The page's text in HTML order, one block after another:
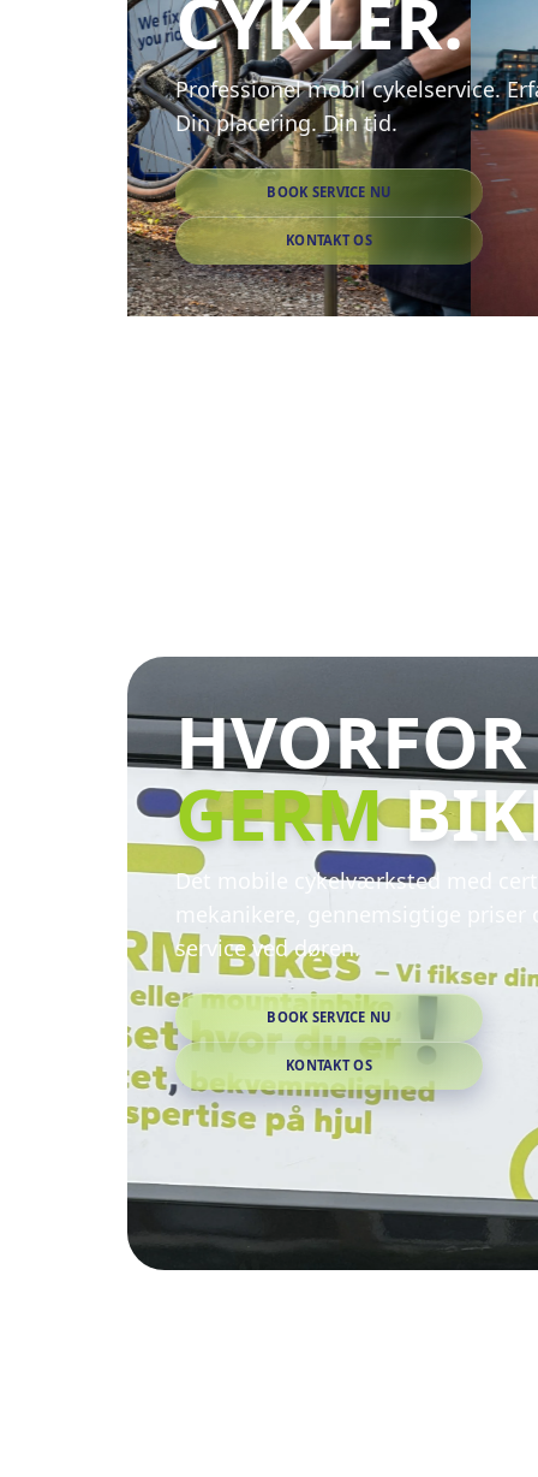
CYKLER.
Professionel mobil cykelservice.
Din placering. Din tid.
BOOK SERVICE NU
KONTAKT OS
HVORFOR
GERM
Det mobile cykelværksted med
mekanikere, gennemsigtige
service ved døren.
BOOK SERVICE NU
KONTAKT OS